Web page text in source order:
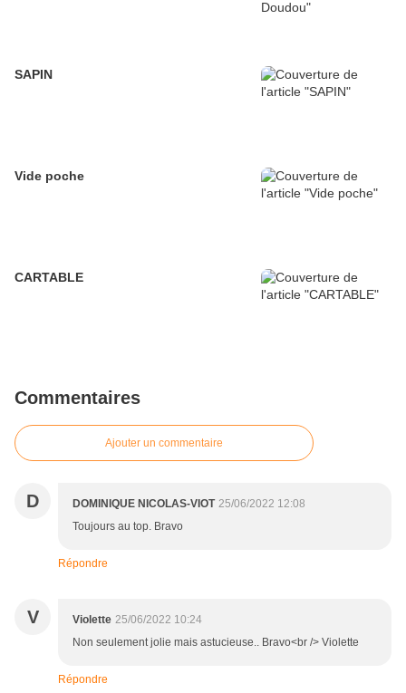
SAPIN
Vide poche
CARTABLE
Commentaires
Ajouter un commentaire
D DOMINIQUE NICOLAS-VIOT 25/06/2022 12:08
Toujours au top. Bravo
Répondre
V Violette 25/06/2022 10:24
Non seulement jolie mais astucieuse.. Bravo<br /> Violette
Répondre